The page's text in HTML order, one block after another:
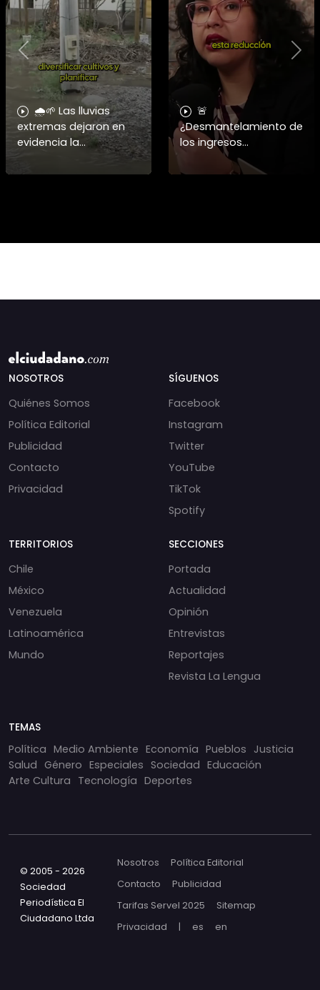
🌧️🌱 Las lluvias
extremas dejaron en
evidencia la
vulnerabilidad del
campo chileno.
🚨
¿Desmantelamiento de
los ingresos
municipales o
beneficio fiscal
Previous
NOSOTROS
Quiénes Somos
Política Editorial
Publicidad
Contacto
Privacidad
SÍGUENOS
Facebook
Instagram
Twitter
YouTube
TikTok
Spotify
TERRITORIOS
Chile
México
Venezuela
Latinoamérica
Mundo
SECCIONES
Portada
Actualidad
Opinión
Entrevistas
Reportajes
Revista La Lengua
TEMAS
Política Medio Ambiente Economía Pueblos Justicia
Salud Género Especiales Sociedad Educación
Arte Cultura Tecnología Deportes
© 2005 - 2026
Sociedad
Periodística El
Ciudadano Ltda
Nosotros
Política Editorial
Contacto
Publicidad
Tarifas Servel 2025
Sitemap
Privacidad
| es en